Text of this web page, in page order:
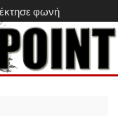
φωνή